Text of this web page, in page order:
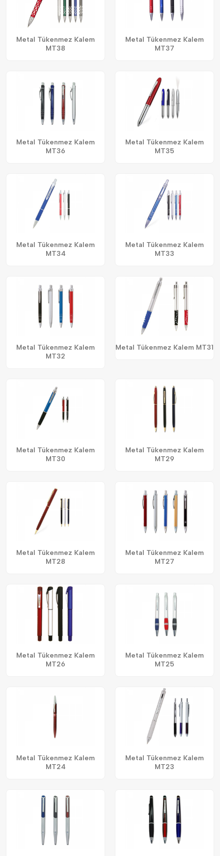
Metal Tükenmez Kalem
MT38
Metal Tükenmez Kalem
MT37
Metal Tükenmez Kalem
MT36
Metal Tükenmez Kalem
MT35
Metal Tükenmez Kalem
MT34
Metal Tükenmez Kalem
MT33
Metal Tükenmez Kalem
MT32
Metal Tükenmez Kalem MT31
Metal Tükenmez Kalem
MT30
Metal Tükenmez Kalem
MT29
Metal Tükenmez Kalem
MT28
Metal Tükenmez Kalem
MT27
Metal Tükenmez Kalem
MT26
Metal Tükenmez Kalem
MT25
Metal Tükenmez Kalem
MT24
Metal Tükenmez Kalem
MT23